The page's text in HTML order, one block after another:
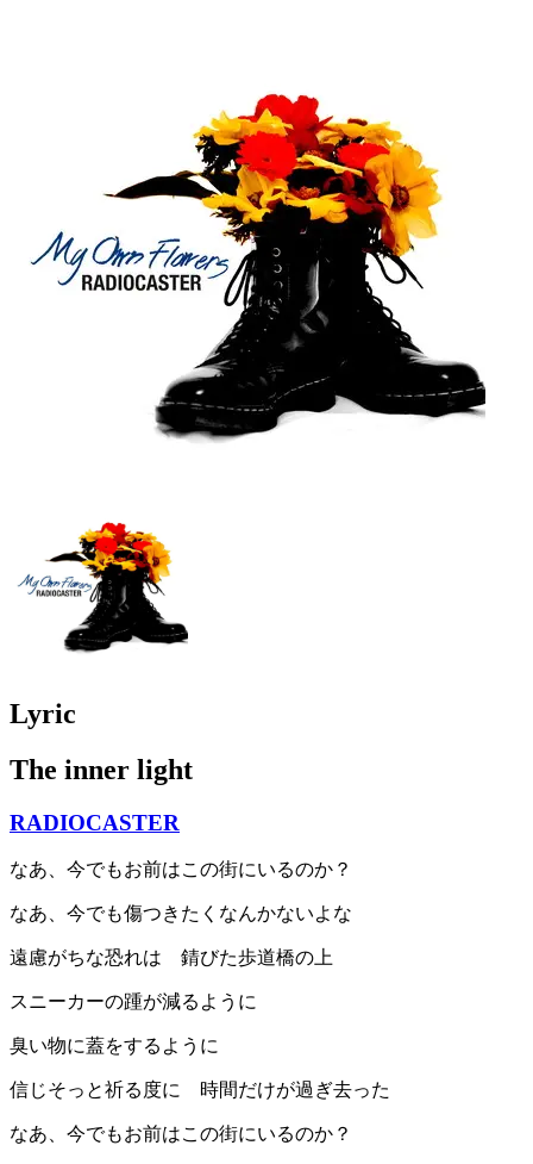
Lyric
The inner light
RADIOCASTER
なあ、今でもお前はこの街にいるのか？
なあ、今でも傷つきたくなんかないよな
遠慮がちな恐れは 錆びた歩道橋の上
スニーカーの踵が減るように
臭い物に蓋をするように
信じそっと祈る度に 時間だけが過ぎ去った
なあ、今でもお前はこの街にいるのか？